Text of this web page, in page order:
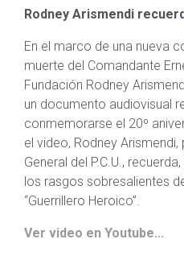
Rodney Arismendi
En el marco de una nueva
muerte del Comandante
Fundación Rodney
un documento audiovisual
conmemorarse el 20º
el video, Rodney
General del P.C.U.,
los rasgos sobresalientes
“Guerrillero Heroico”.
Ver video en Youtube...